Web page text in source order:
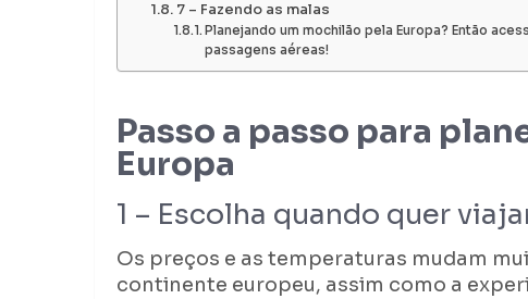
7 – Fazendo as malas
Planejando um mochilão pela Europa? Então
passagens aéreas!
Passo a passo para
Europa
1 – Escolha quando quer
Os preços e as temperaturas mudam
continente europeu, assim como a